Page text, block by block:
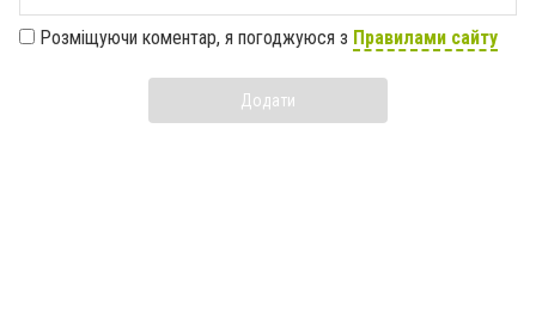
Розміщуючи коментар, я погоджуюся з Правилами сайту
Додати